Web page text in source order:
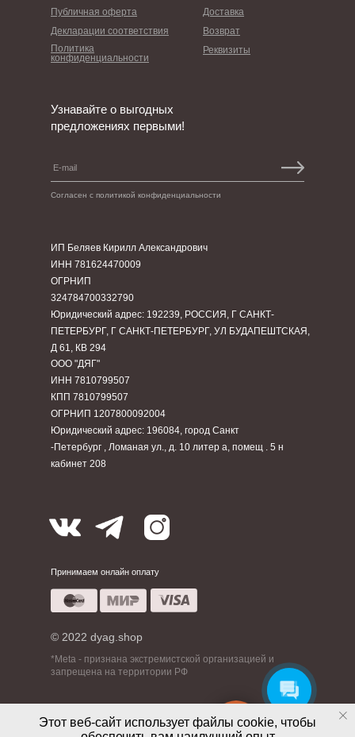
ИП Беляев Кирилл Александрович
ИНН 781624470009
ОГРНИП
324784700332790
Юридический адрес: 192239, РОССИЯ, Г САНКТ-
ПЕТЕРБУРГ, Г САНКТ-ПЕТЕРБУРГ, УЛ БУДАПЕШТСКАЯ,
Д 61, КВ 294
© 2022 dyag.shop
Возврат
Декларации соответствия
Реквизиты
Политика
конфиденциальности
Доставка
Публичная оферта
Принимаем онлайн оплату
Согласен с политикой конфиденциальности
Узнавайте о выгодных
предложениях первыми!
*Meta - признана экстремистской организацией и
запрещена на территории РФ
ООО "ДЯГ"
ИНН 7810799507
КПП 7810799507
ОГРНИП 1207800092004
Юридический адрес: 196084, город Санкт
-Петербург , Ломаная ул., д. 10 литер а, помещ . 5 н
кабинет 208
Этот веб-сайт использует файлы cookie, чтобы
Позвонить в ДЯГ